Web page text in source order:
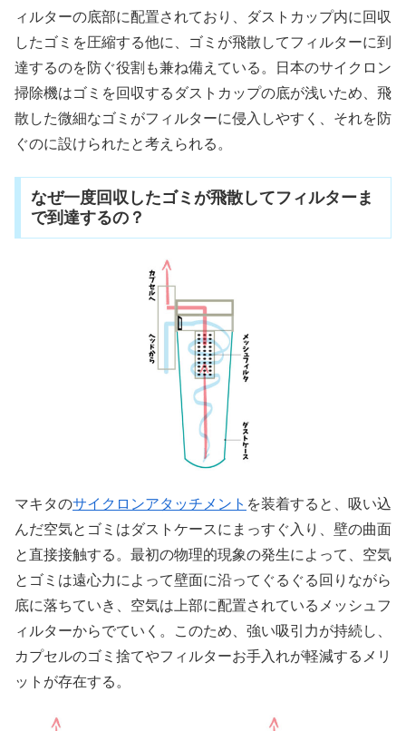
ィルターの底部に配置されており、ダストカップ内に回収
したゴミを圧縮する他に、ゴミが飛散してフィルターに到
達するのを防ぐ役割も兼ね備えている。日本のサイクロン
掃除機はゴミを回収するダストカップの底が浅いため、飛
散した微細なゴミがフィルターに侵入しやすく、それを防
ぐのに設けられたと考えられる。
なぜ一度回収したゴミが飛散してフィルターま
で到達するの？
マキタのサイクロンアタッチメント を装着すると、吸い込
んだ空気とゴミはダストケースにまっすぐ入り、壁の曲面
と直接接触する。最初の物理的現象の発生によって、空気
とゴミは遠心力によって壁面に沿ってぐるぐる回りながら
底に落ちていき、空気は上部に配置されているメッシュフ
ィルターからでていく。このため、強い吸引力が持続し、
カプセルのゴミ捨てやフィルターお手入れが軽減するメリ
ットが存在する。